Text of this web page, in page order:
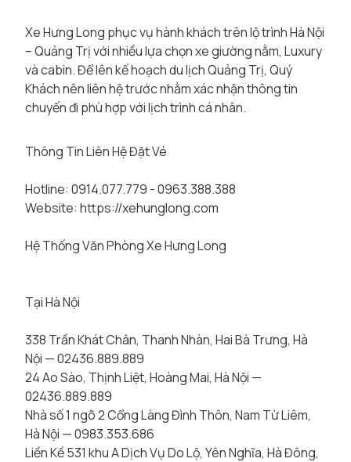
Xe Hưng Long phục vụ hành khách trên lộ trình Hà Nội
– Quảng Trị với nhiều lựa chọn xe giường nằm, Luxury
và cabin. Để lên kế hoạch du lịch Quảng Trị, Quý
Khách nên liên hệ trước nhằm xác nhận thông tin
chuyến đi phù hợp với lịch trình cá nhân.
Thông Tin Liên Hệ Đặt Vé
Hotline: 0914.077.779 - 0963.388.388
Website: https://xehunglong.com
Hệ Thống Văn Phòng Xe Hưng Long
Tại Hà Nội
338 Trần Khát Chân, Thanh Nhàn, Hai Bà Trưng, Hà
Nội — 02436.889.889
24 Ao Sào, Thịnh Liệt, Hoàng Mai, Hà Nội —
02436.889.889
Nhà số 1 ngõ 2 Cổng Làng Đình Thôn, Nam Từ Liêm,
Hà Nội — 0983.353.686
Liền Kề 531 khu A Dịch Vụ Do Lộ, Yên Nghĩa, Hà Đông,